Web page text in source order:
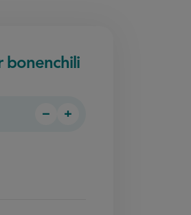
bonenchili
Persoon
−
Persoon
+